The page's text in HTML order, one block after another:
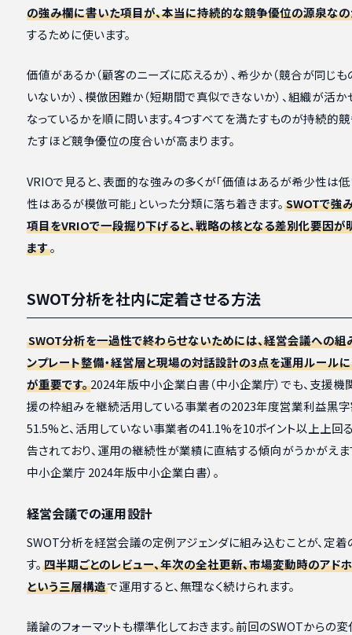
の強み欄に書いた項目が、本当に持続的な競争優位の源泉な
するために使います。
価値があるか（顧客のニーズに応えるか）、希少か（競合が同じも
いないか）、模倣困難か（短期間で真似できないか）、組織が活
なっているかを順に問います。4つすべてを満たすものが持続的
たすほど競争優位の度合いが高まります。
VRIOで見ると、表面的な強みの多くが「価値はあるが希少性は低
性はあるが模倣可能」といった分類に落ち着きます。 SWOTで強
項目をVRIOで一段掘り下げると、戦略の核となる差別化要因が
ます。
SWOT分析を社内に定着させる方法
SWOT分析を一過性で終わらせないためには、経営会議への組
ンプレート整備・経営層と現場の対話設計の3点を運用ルールに
が重要です。2024年版中小企業白書（中小企業庁）でも、支援機
援の枠組みを継続活用している事業者の2023年度営業利益黒
51.5%と、活用していない事業者の41.1%を10ポイント以上上回
告されており、運用の継続性が業績に直結する傾向がうかがえま
中小企業庁 2024年版中小企業白書）。
経営会議での運用設計
SWOT分析を経営会議の定例アジェンダに組み込むことが、定
す。 四半期ごとのレビュー、年次の全社更新、市場変動時のアド
という三層構造で運用すると、無理なく続けられます。
議論のフォーマットも標準化しておきます。前回のSWOTからの変